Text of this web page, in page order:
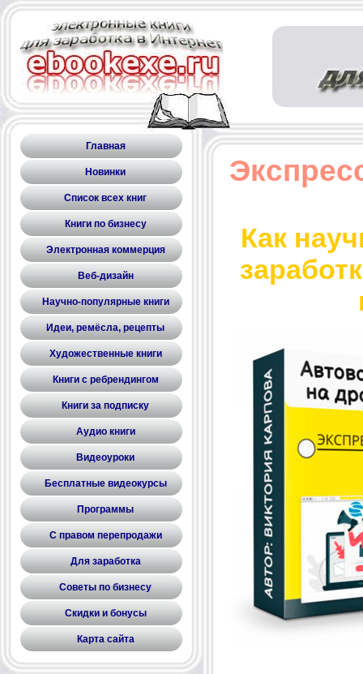
Главная
Новинки
Список всех книг
Книги по бизнесу
Электронная коммерция
Веб-дизайн
Научно-популярные книги
Идеи, ремёсла, рецепты
Художественные книги
Книги с ребрендингом
Книги за подписку
Аудио книги
Видеоуроки
Бесплатные видеокурсы
Программы
С правом перепродажи
Для заработка
Советы по бизнесу
Скидки и бонусы
Карта сайта
Как